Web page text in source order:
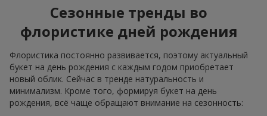
Сезонные тренды во
флористике дней рождения
Флористика постоянно развивается, поэтому актуальный
букет на день рождения с каждым годом приобретает
новый облик. Сейчас в тренде натуральность и
минимализм. Кроме того, формируя букет на день
рождения, всё чаще обращают внимание на сезонность: